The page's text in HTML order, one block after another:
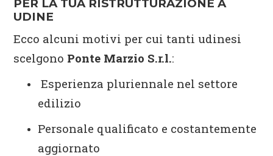
PER LA TUA RISTRUTTURAZIONE A
UDINE
Ecco alcuni motivi per cui tanti udinesi
scelgono Ponte Marzio S.r.l.:
Esperienza pluriennale nel settore
edilizio
Personale qualificato e costantemente
aggiornato